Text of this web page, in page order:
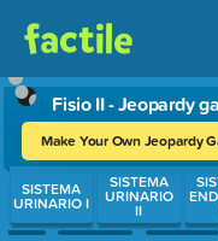
Fisio II - Jeopardy
Make Your Own Jeopardy
Use arrow keys to move
SISTEMA
URINARIO I
SISTEMA
URINARIO
II